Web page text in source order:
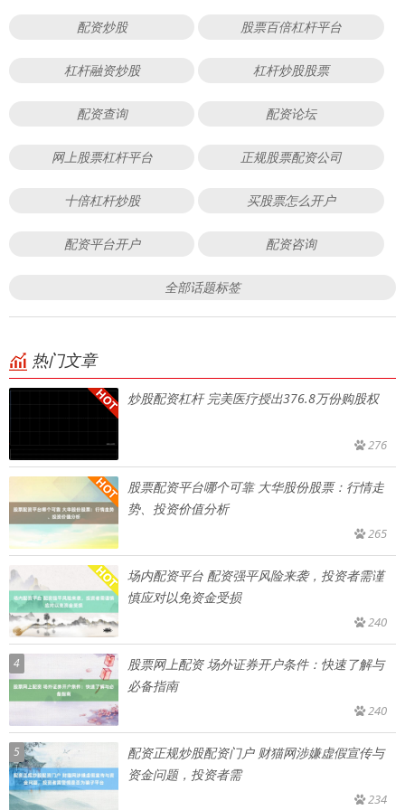
配资炒股 股票百倍杠杆平台
杠杆融资炒股 杠杆炒股股票
配资查询 配资论坛
网上股票杠杆平台 正规股票配资公司
十倍杠杆炒股 买股票怎么开户
配资平台开户 配资咨询
全部话题标签
热门文章
炒股配资杠杆 完美医疗授出376.8万份购股权
276
股票配资平台哪个可靠 大华股份股票：行情走
势、投资价值分析
265
场内配资平台 配资强平风险来袭，投资者需谨
慎应对以免资金受损
240
4
股票网上配资 场外证券开户条件：快速了解与
必备指南
240
5
配资正规炒股配资门户 财猫网涉嫌虚假宣传与
资金问题，投资者需
234